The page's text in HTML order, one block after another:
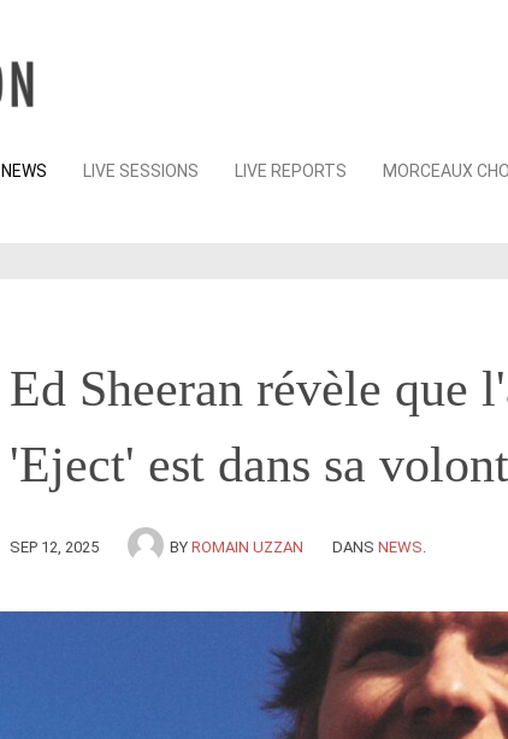
Skip
NEWS LIVE SESSIONS LIVE REPORTS MORCEAUX
Ed Sheeran révèle que
'Eject' est dans sa
SEP 12, 2025 BY ROMAIN UZZAN DANS NEWS